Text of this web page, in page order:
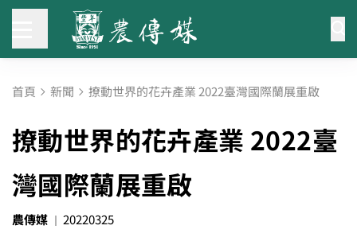
首頁 新聞 撩動世界的花卉產業 2022臺灣國際蘭展重啟
撩動世界的花卉產業 2022臺
灣國際蘭展重啟
農傳媒 20220325